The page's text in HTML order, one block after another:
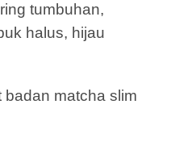
tumbuhan,
halus, hijau
badan matcha slim